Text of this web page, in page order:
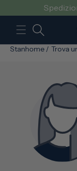
DIRETTAMENTE
Stanhome / Trova